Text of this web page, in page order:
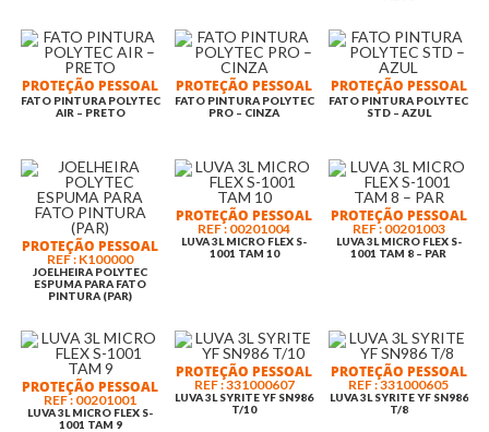
PROTEÇÃO PESSOAL
FATO PINTURA POLYTEC
AIR – PRETO
PROTEÇÃO PESSOAL
FATO PINTURA POLYTEC
PRO – CINZA
PROTEÇÃO PESSOAL
FATO PINTURA POLYTEC
STD – AZUL
PROTEÇÃO PESSOAL
REF : K100000
JOELHEIRA POLYTEC
ESPUMA PARA FATO
PINTURA (PAR)
PROTEÇÃO PESSOAL
REF : 00201004
LUVA 3L MICRO FLEX S-
1001 TAM 10
PROTEÇÃO PESSOAL
REF : 00201003
LUVA 3L MICRO FLEX S-
1001 TAM 8 – PAR
PROTEÇÃO PESSOAL
REF : 00201001
LUVA 3L MICRO FLEX S-
1001 TAM 9
PROTEÇÃO PESSOAL
REF : 331000607
LUVA 3L SYRITE YF SN986
T/10
PROTEÇÃO PESSOAL
REF : 331000605
LUVA 3L SYRITE YF SN986
T/8